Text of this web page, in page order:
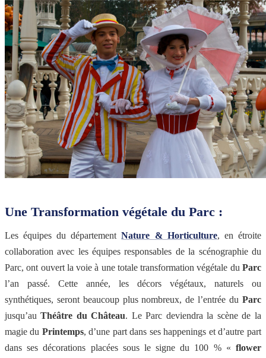
Une Transformation végétale du Parc :
Les équipes du départementNature & Horticulture, en étroite
collaboration avec les équipes responsables de la scénographie du
Parc, ont ouvert la voie à une totale transformation végétale du Parc
l’an passé. Cette année, les décors végétaux, naturels ou
synthétiques, seront beaucoup plus nombreux, de l’entrée du Parc
jusqu’auThéâtre du Château. Le Parc deviendra la scène de la
magie du Printemps, d’une part dans ses happenings et d’autre part
dans ses décorations placées sous le signe du 100 % « flower